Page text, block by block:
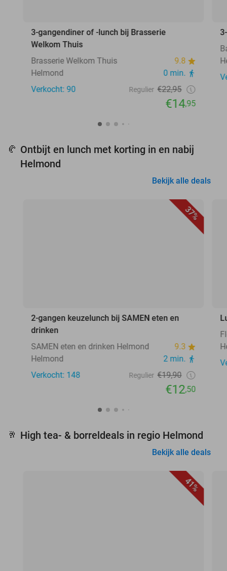
3-gangendiner of -lunch bij Brasserie
Welkom Thuis
Brasserie Welkom Thuis
9.8
Helmond
0 min.
Verkocht: 90
Regulier €22,95
€14,95
🥐 Ontbijt en lunch met korting in en nabij
Helmond
Bekijk alle deals
37%
2-gangen keuzelunch bij SAMEN eten en
drinken
SAMEN eten en drinken Helmond
9.3
Helmond
2 min.
Verkocht: 148
Regulier €19,90
€12,50
🥂 High tea- & borreldeals in regio Helmond
Bekijk alle deals
41%